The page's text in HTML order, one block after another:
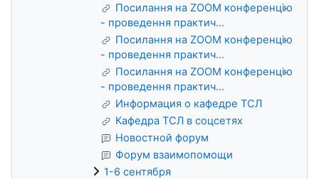
Посилання на ZOOM конференцію
- проведення практич...
Посилання на ZOOM конференцію
- проведення практич...
Посилання на ZOOM конференцію
- проведення практич...
Информация о кафедре ТСЛ
Кафедра ТСЛ в соцсетях
Новостной форум
Форум взаимопомощи
1-6 сентября